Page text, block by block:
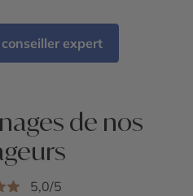
expert
de nos
5,0/5